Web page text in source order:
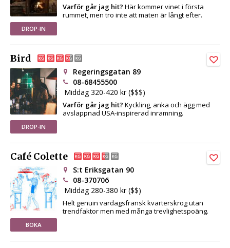
DROP-IN
Varför går jag hit? Här kommer vinet i första
rummet, men tro inte att maten är långt efter.
Bird
DROP-IN
Regeringsgatan 89
08-68455500
Middag 320-420 kr ($$$)
Varför går jag hit? Kyckling, anka och ägg med
avslappnad USA-inspirerad inramning.
Café Colette
BOKA
S:t Eriksgatan 90
08-370706
Middag 280-380 kr ($$)
Helt genuin vardagsfransk kvarterskrog utan
trendfaktor men med många trevlighetspoäng.